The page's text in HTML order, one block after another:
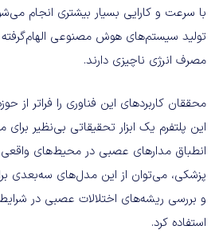
با سرعت و کارایی بسیار بیشتری انجام
تولید سیستم‌های هوش مصنوعی
مصرف انرژی ناچیزی دارند.
محققان کاربردهای این فناوری را فراتر از
این پلتفرم یک ابزار تحقیقاتی بی‌نظیر
انطباق مدارهای عصبی در محیط‌های
پزشکی، می‌توان از این مدل‌های سه‌بعدی
و بررسی ریشه‌های اختلالات عصبی در
استفاده کرد.